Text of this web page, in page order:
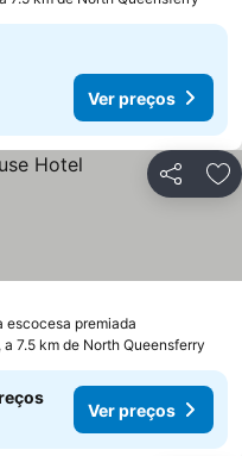
Ver preços
Partilhar
escocesa premiada
a 7.5 km de North Queensferry
Ver preços